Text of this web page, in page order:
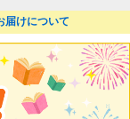
届けについて